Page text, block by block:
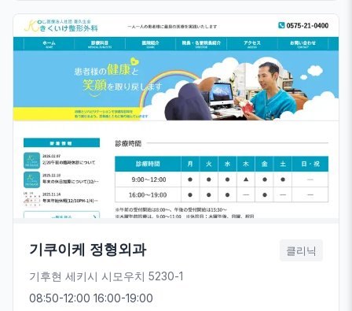
기쿠이케 정형외과 클리닉
기후현 세키시 시모우치 5230-1
08:50-12:00 16:00-19:00